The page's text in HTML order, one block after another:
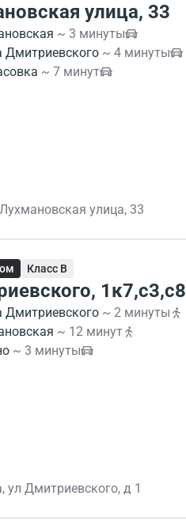
улица, 33
~ 3 минуты
Дмитриевского ~ 4 минуты
~ 7 минут
улица, 33
Класс B
1к7,с3,с8
Дмитриевского ~ 2 минуты
~ 12 минут
~ 3 минуты
ул Дмитриевского, д 1